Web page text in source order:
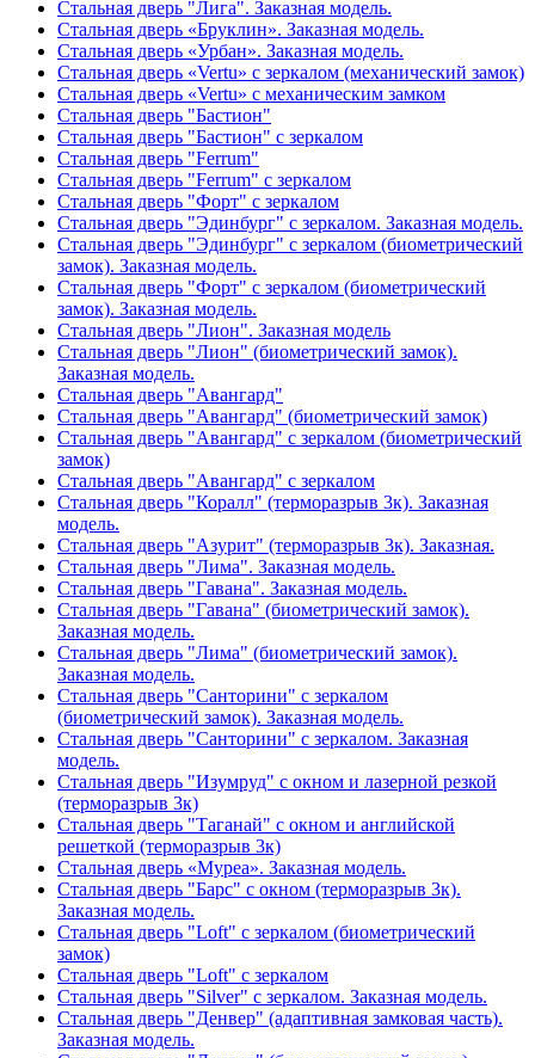
Стальная дверь "Лига". Заказная модель.
Стальная дверь «Бруклин». Заказная модель.
Стальная дверь «Урбан». Заказная модель.
Стальная дверь «Vertu» с зеркалом (механический замок)
Стальная дверь «Vertu» с механическим замком
Стальная дверь "Бастион"
Стальная дверь "Бастион" с зеркалом
Стальная дверь "Ferrum"
Стальная дверь "Ferrum" с зеркалом
Стальная дверь "Форт" с зеркалом
Стальная дверь "Эдинбург" с зеркалом. Заказная модель.
Стальная дверь "Эдинбург" с зеркалом (биометрический
замок). Заказная модель.
Стальная дверь "Форт" с зеркалом (биометрический
замок). Заказная модель.
Стальная дверь "Лион". Заказная модель
Стальная дверь "Лион" (биометрический замок).
Заказная модель.
Стальная дверь "Авангард"
Стальная дверь "Авангард" (биометрический замок)
Стальная дверь "Авангард" с зеркалом (биометрический
замок)
Стальная дверь "Авангард" с зеркалом
Стальная дверь "Коралл" (терморазрыв 3к). Заказная
модель.
Стальная дверь "Азурит" (терморазрыв 3к). Заказная.
Стальная дверь "Лима". Заказная модель.
Стальная дверь "Гавана". Заказная модель.
Стальная дверь "Гавана" (биометрический замок).
Заказная модель.
Стальная дверь "Лима" (биометрический замок).
Заказная модель.
Стальная дверь "Санторини" с зеркалом
(биометрический замок). Заказная модель.
Стальная дверь "Санторини" с зеркалом. Заказная
модель.
Стальная дверь "Изумруд" с окном и лазерной резкой
(терморазрыв 3к)
Стальная дверь "Таганай" с окном и английской
решеткой (терморазрыв 3к)
Стальная дверь «Муреа». Заказная модель.
Стальная дверь "Барс" с окном (терморазрыв 3к).
Заказная модель.
Стальная дверь "Loft" с зеркалом (биометрический
замок)
Стальная дверь "Loft" с зеркалом
Стальная дверь "Silver" с зеркалом. Заказная модель.
Стальная дверь "Денвер" (адаптивная замковая часть).
Заказная модель.